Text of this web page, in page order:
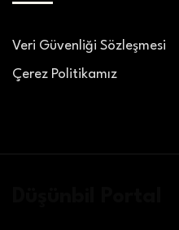
Veri Güvenliği Sözleşmesi
Çerez Politikamız